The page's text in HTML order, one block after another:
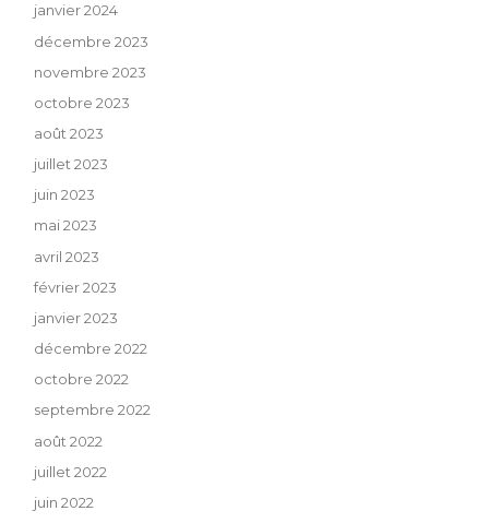
janvier 2024
décembre 2023
novembre 2023
octobre 2023
août 2023
juillet 2023
juin 2023
mai 2023
avril 2023
février 2023
janvier 2023
décembre 2022
octobre 2022
septembre 2022
août 2022
juillet 2022
juin 2022